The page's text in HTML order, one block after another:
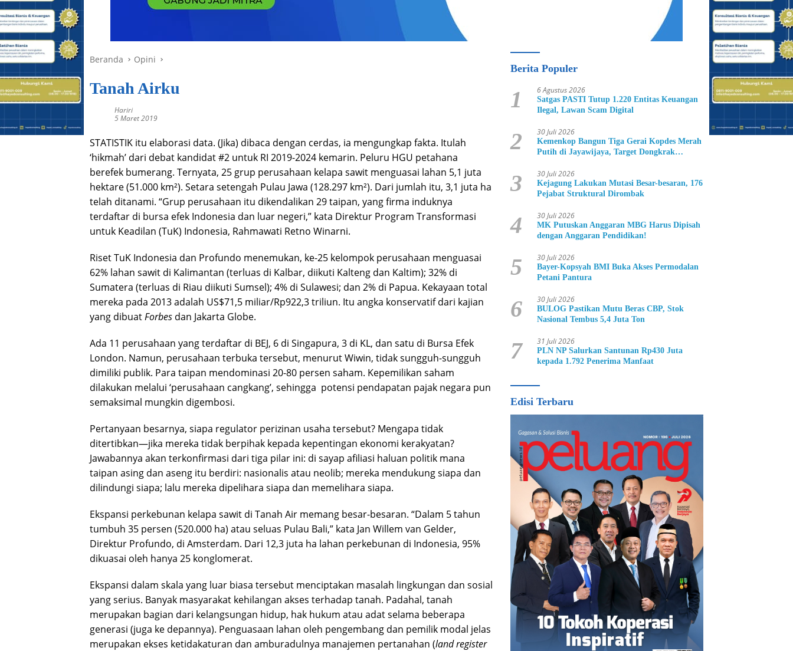
Beranda Opini
Tanah Airku
Hariri
5 Maret 2019
STATISTIK itu elaborasi data. (Jika) dibaca dengan cerdas, ia mengungkap fakta. Itulah
‘hikmah’ dari debat kandidat #2 untuk RI 2019-2024 kemarin. Peluru HGU petahana
berefek bumerang. Ternyata, 25 grup perusahaan kelapa sawit menguasai lahan 5,1 juta
hektare (51.000 km²). Setara setengah Pulau Jawa (128.297 km²). Dari jumlah itu, 3,1 juta ha
telah ditanami. “Grup perusahaan itu dikendalikan 29 taipan, yang firma induknya
terdaftar di bursa efek Indonesia dan luar negeri,” kata Direktur Program Transformasi
untuk Keadilan (TuK) Indonesia, Rahmawati Retno Winarni.
Riset TuK Indonesia dan Profundo menemukan, ke-25 kelompok perusahaan menguasai
62% lahan sawit di Kalimantan (terluas di Kalbar, diikuti Kalteng dan Kaltim); 32% di
Sumatera (terluas di Riau diikuti Sumsel); 4% di Sulawesi; dan 2% di Papua. Kekayaan total
mereka pada 2013 adalah US$71,5 miliar/Rp922,3 triliun. Itu angka konservatif dari kajian
yang dibuatForbes dan Jakarta Globe.
Ada 11 perusahaan yang terdaftar di BEJ, 6 di Singapura, 3 di KL, dan satu di Bursa Efek
London. Namun, perusahaan terbuka tersebut, menurut Wiwin, tidak sungguh-sungguh
dimiliki publik. Para taipan mendominasi 20-80 persen saham. Kepemilikan saham
dilakukan melalui ‘perusahaan cangkang’, sehingga potensi pendapatan pajak negara pun
semaksimal mungkin digembosi.
Pertanyaan besarnya, siapa regulator perizinan usaha tersebut? Mengapa tidak
ditertibkan—jika mereka tidak berpihak kepada kepentingan ekonomi kerakyatan?
Jawabannya akan terkonfirmasi dari tiga pilar ini: di sayap afiliasi haluan politik mana
taipan asing dan aseng itu berdiri: nasionalis atau neolib; mereka mendukung siapa dan
dilindungi siapa; lalu mereka dipelihara siapa dan memelihara siapa.
Ekspansi perkebunan kelapa sawit di Tanah Air memang besar-besaran. “Dalam 5 tahun
tumbuh 35 persen (520.000 ha) atau seluas Pulau Bali,” kata Jan Willem van Gelder,
Direktur Profundo, di Amsterdam. Dari 12,3 juta ha lahan perkebunan di Indonesia, 95%
dikuasai oleh hanya 25 konglomerat.
Ekspansi dalam skala yang luar biasa tersebut menciptakan masalah lingkungan dan sosial
yang serius. Banyak masyarakat kehilangan akses terhadap tanah. Padahal, tanah
merupakan bagian dari kelangsungan hidup, hak hukum atau adat selama beberapa
generasi (juga ke depannya). Penguasaan lahan oleh pengembang dan pemilik modal jelas
merupakan ekses ketidakaturan dan amburadulnya manajemen pertanahan (land register
Berita Populer
1 6 Agustus 2026
Satgas PASTI Tutup 1.220 Entitas Keuangan
Ilegal, Lawan Scam Digital
2 30 Juli 2026
Kemenkop Bangun Tiga Gerai Kopdes Merah
Putih di Jayawijaya, Target Dongkrak
3 30 Juli 2026
Kejagung Lakukan Mutasi Besar-besaran, 176
Pejabat Struktural Dirombak
4 30 Juli 2026
MK Putuskan Anggaran MBG Harus Dipisah
dengan Anggaran Pendidikan!
5 30 Juli 2026
Bayer-Kopsyah BMI Buka Akses Permodalan
Petani Pantura
6 30 Juli 2026
BULOG Pastikan Mutu Beras CBP, Stok
Nasional Tembus 5,4 Juta Ton
7 31 Juli 2026
PLN NP Salurkan Santunan Rp430 Juta
kepada 1.792 Penerima Manfaat
Edisi Terbaru